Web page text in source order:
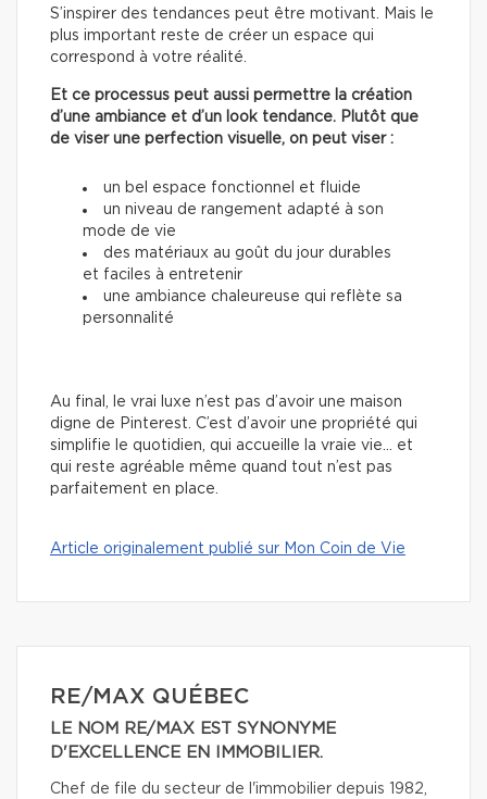
S’inspirer des tendances peut être motivant. Mais le
plus important reste de créer un espace qui
correspond à votre réalité.
Et ce processus peut aussi permettre la création
d’une ambiance et d’un look tendance. Plutôt que
de viser une perfection visuelle, on peut viser :
un bel espace fonctionnel et fluide
un niveau de rangement adapté à son
mode de vie
des matériaux au goût du jour durables
et faciles à entretenir
une ambiance chaleureuse qui reflète sa
personnalité
Au final, le vrai luxe n’est pas d’avoir une maison
digne de Pinterest. C’est d’avoir une propriété qui
simplifie le quotidien, qui accueille la vraie vie… et
qui reste agréable même quand tout n’est pas
parfaitement en place.
Article originalement publié sur Mon Coin de Vie
RE/MAX QUÉBEC
LE NOM RE/MAX EST SYNONYME
D'EXCELLENCE EN IMMOBILIER.
Chef de file du secteur de l'immobilier depuis 1982,